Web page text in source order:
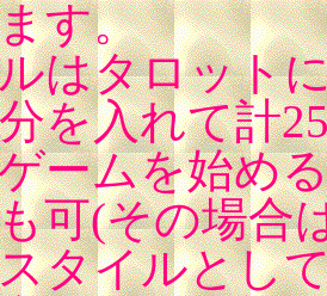
す。
タロットに
を入れて計
ームを始め
可(その場合
タイルとし